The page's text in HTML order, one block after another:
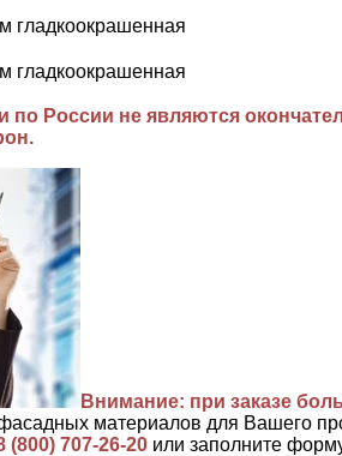
гладкоокрашенная
гладкоокрашенная
России не являются
Внимание: при заказе
материалов для Вашего
(800) 707-26-20 или заполните